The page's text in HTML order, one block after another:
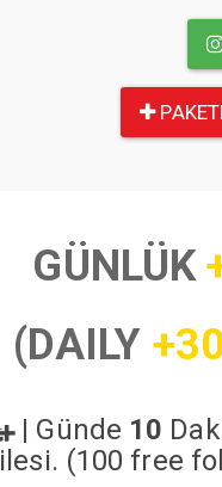
GÜNLÜK
(DAILY
| Günde 10
(100 free